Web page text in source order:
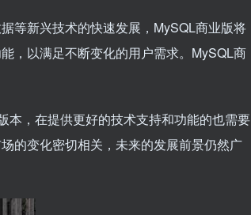
等新兴技术的快速发展，MySQL商业版将
，以满足不断变化的用户需求。MySQL商
本，在提供更好的技术支持和功能的也需要
的变化密切相关，未来的发展前景仍然广